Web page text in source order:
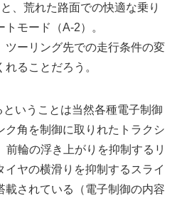
、荒れた路面での快適な乗り
モード（A-2）。
ツーリング先での走行条件の変
ることだろう。
いうことは当然各種電子制御
ク角を制御に取りれたトラクシ
前輪の浮き上がりを抑制するリ
イヤの横滑りを抑制するスライ
載されている（電子制御の内容